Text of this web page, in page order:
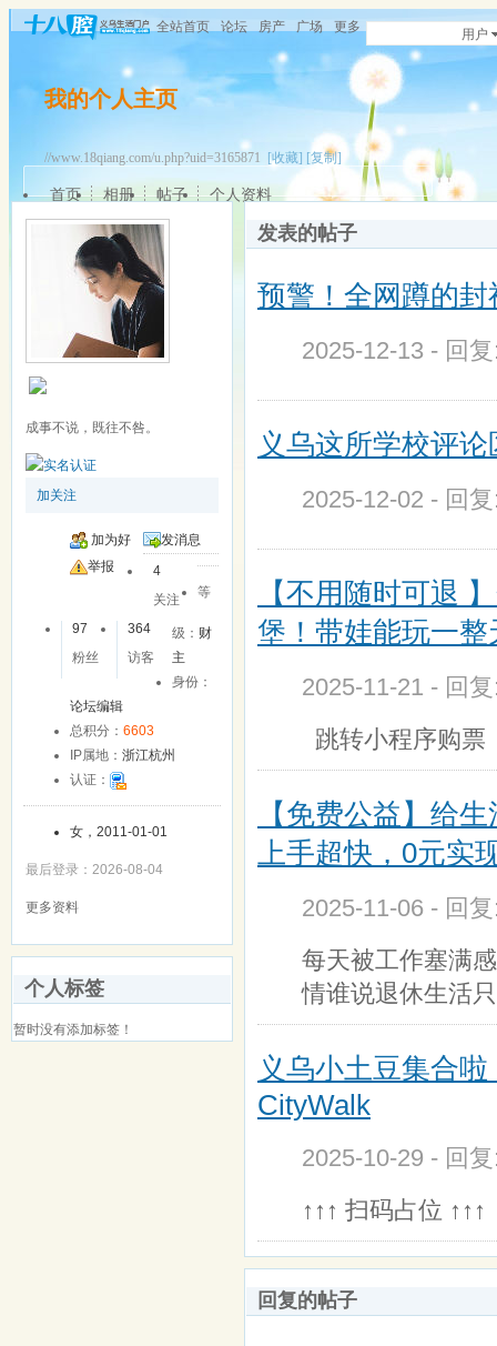
全站首页 论坛 房产 广场 更多 用户
我的个人主页
//www.18qiang.com/u.php?uid=3165871 [收藏] [复制]
首页 相册 帖子 个人资料
成事不说，既往不咎。
加关注
加为好
友
发消息
举报
4
关注
97
粉丝
364
访客
等
级： 财
主
身份：
论坛编辑
总积分： 6603
IP属地： 浙江杭州
认证：
女，2011-01-01
最后登录：2026-08-04
更多资料
个人标签
暂时没有添加标签！
发表的帖子
预警！全网蹲的
2025-12-13 - 回
义乌这所学校评
2025-12-02 - 回
【不用随时可退
堡！带娃能玩一
2025-11-21 - 回
跳转小程序购
【免费公益】给
上手超快，0元实
2025-11-06 - 回
每天被工作塞满
情谁说退休生活
义乌小土豆集合
CityWalk
2025-10-29 - 回
↑↑↑ 扫码占位 ↑↑↑
回复的帖子